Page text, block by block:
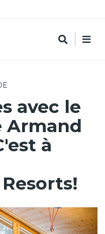
avec le
Armand
à